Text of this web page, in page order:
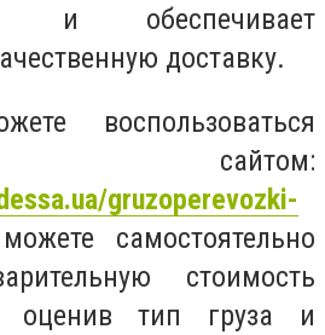
и обеспечивает
доставку.
воспользоваться
сайтом:
gruzoperevozki-
самостоятельно
стоимость
оценив тип груза и